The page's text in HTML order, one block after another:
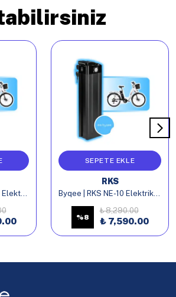
Byqee | Skyjet NE-10 Elektrikli Bisiklet Batarya
SEPETE EKLE
RKS
Byqee | RKS NE-10 Elektrikli Bisiklet Batarya
%8
₺ 8,290.00
₺ 7,590.00